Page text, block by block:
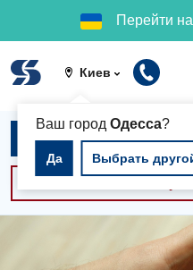
Перейти
Киев
Ваш город Одесса?
Да Выбрать